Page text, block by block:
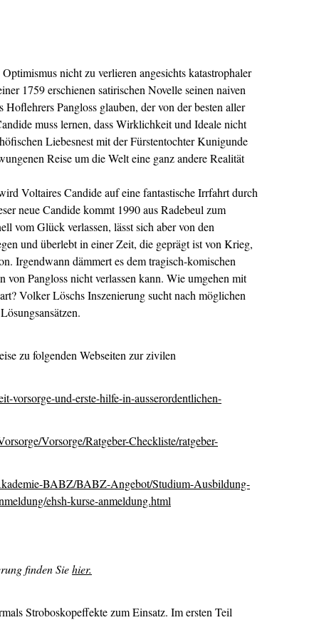
nicht zu verlieren angesichts katastrophaler
1759 erschienen satirischen Novelle seinen naiven
Pangloss glauben, der von der besten aller
muss lernen, dass Wirklichkeit und Ideale nicht
Liebesnest mit der Fürstentochter Kunigunde
Reise um die Welt eine ganz andere Realität
Voltaires Candide auf eine fantastische Irrfahrt durch
neue Candide kommt 1990 aus Radebeul zum
vom Glück verlassen, lässt sich aber von den
und überlebt in einer Zeit, die geprägt ist von Krieg,
Irgendwann dämmert es dem tragisch-komischen
von Pangloss nicht verlassen kann. Wie umgehen mit
Volker Löschs Inszenierung sucht nach möglichen
zu folgenden Webseiten zur zivilen
vorsorge-und-erste-hilfe-in-ausserordentlichen-
Vorsorge/Ratgeber-Checkliste/ratgeber-
BABZ/BABZ-Angebot/Studium-Ausbildung-
ehsh-kurse-anmeldung.html
finden Siehier.
Stroboskopeffekte zum Einsatz. Im ersten Teil